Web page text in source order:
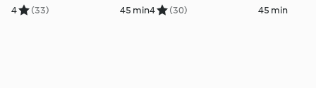
4 (33) 45 min4 (30) 45 min